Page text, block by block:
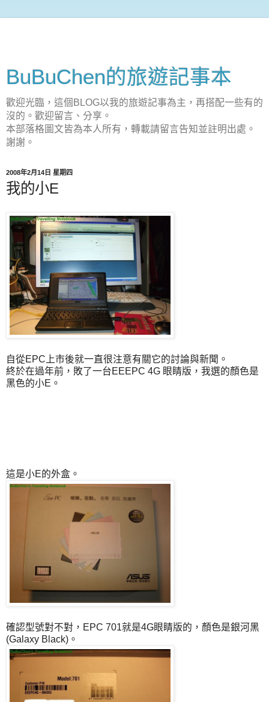
BuBuChen的旅遊記事本
歡迎光臨，這個BLOG以我的旅遊記事為主，再搭配一些有的
沒的。歡迎留言、分享。
本部落格圖文皆為本人所有，轉載請留言告知並註明出處。
謝謝。
2008年2月14日 星期四
我的小E
自從EPC上市後就一直很注意有關它的討論與新聞。
終於在過年前，敗了一台EEEPC 4G 眼睛版，我選的顏色是
黑色的小E。
這是小E的外盒。
確認型號對不對，EPC 701就是4G眼睛版的，顏色是銀河黑
(Galaxy Black)。